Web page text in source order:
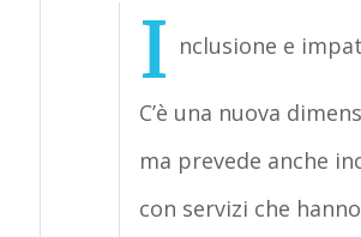
I nclusione e
C’è una nuova
ma prevede anche
con servizi che